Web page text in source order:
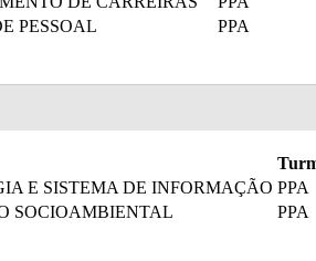
PESSOAL PPA
E SISTEMA DE INFORMAÇÃO PPA
SOCIOAMBIENTAL PPA